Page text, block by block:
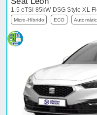
1.5 eTSI 85kW DSG Style XL
Micro-Híbrido ECO